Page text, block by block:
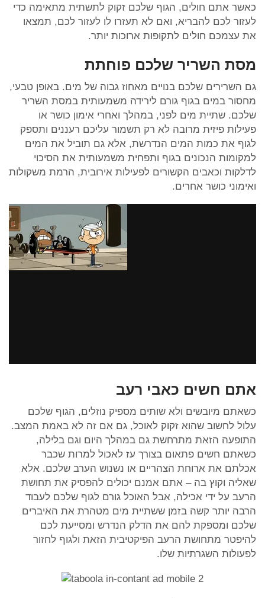
כאשר אתם חולים, הגוף שלכם זקוק לתשתית מתאימה כדי
לעזור לכם להבריא, ואם לא תעזרו לו לעזור לכם, תמצאו
את עצמכם חולים לתקופות ארוכות יותר.
מסת השריר שלכם פוחתת
גם השרירים שלכם בנויים מאחוז גבוה של מים. באופן טבעי,
מחסור במים בגוף גורם לירידה משמעותית במסת השריר
שלכם. שתיית מים לפני, במהלך ואחרי אימון כושר או
פעילות פיזית מרובה לא רק תשמור עליכם רעננים ותספק
לגוף את כמות המים הנדרשת, אלא גם תוביל את המים
למקומות הנכונים בגוף ותפחית משמעותית את הסיכוי
לדלקות וכאבים הקשורים לפעילות אירובית, הרמת משקולות
ואימוני כושר אחרים.
אתם חשים כאבי רעב
כשאתם מיובשים ולא שותים מספיק נוזלים, הגוף שלכם
עלול לחשוב שהוא זקוק לאוכל, גם אם זה לא באמת המצב.
התופעה הזאת מתרחשת גם במהלך היום וגם בלילה,
כשאתם חשים פתאום בצורך עז לאכול למרות שכבר
אכלתם את ארוחת הצהריים או נשנוש הערב שלכם. אלא
שאליה וקוץ בה – אתם אמנם יכולים להפסיק את תחושת
הרעב על ידי אכילה, אבל האוכל גורם לגוף שלכם לעבוד
הרבה יותר קשה בזמן ששתיית מים מטהרת את האיברים
שלכם ומספקת להם את הדלק הנדרש ומסייעת לכם
להיפטר מתחושת הרעב הפיקטיבית הזאת ולגוף לחזור
לפעולות השגרתיות שלו.